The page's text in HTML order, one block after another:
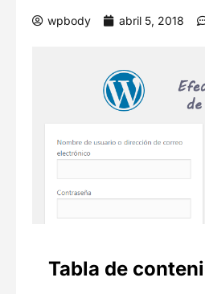
wpbody abril 5, 2018
Tabla de